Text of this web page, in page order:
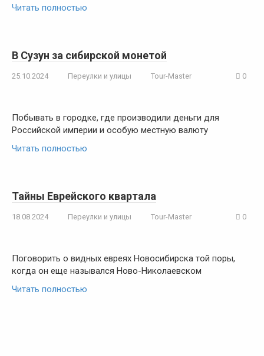
Читать полностью
В Сузун за сибирской монетой
25.10.2024 Переулки и улицы Tour-Master 0
Побывать в городке, где производили деньги для
Российской империи и особую местную валюту
Читать полностью
Тайны Еврейского квартала
18.08.2024 Переулки и улицы Tour-Master 0
Поговорить о видных евреях Новосибирска той поры,
когда он еще назывался Ново-Николаевском
Читать полностью